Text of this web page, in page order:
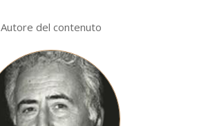
Autore del contenuto